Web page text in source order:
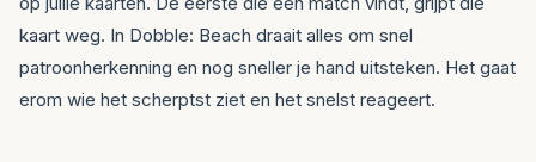
kaart weg. In Dobble: Beach draait alles om snel
patroonherkenning en nog sneller je hand uitsteken. Het gaat
erom wie het scherptst ziet en het snelst reageert.